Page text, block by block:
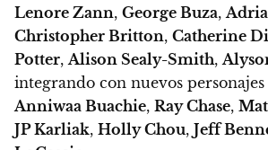
Lenore Zann, George Buza,
Christopher Britton, Catherine
Potter,Alison Sealy-Smith,
integrando con nuevos personajes
Anniwaa Buachie, Ray Chase,
JP Karliak, Holly Chou, Jeff